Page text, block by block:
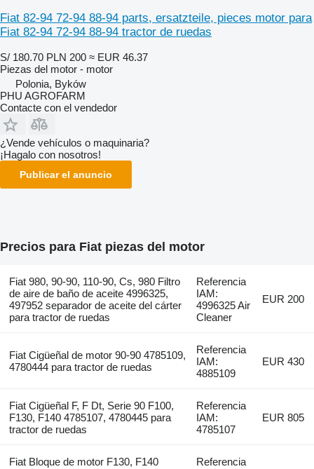
Fiat 82-94 72-94 88-94 parts, ersatzteile, pieces motor para
Fiat 82-94 72-94 88-94 tractor de ruedas
S/ 180.70 PLN 200 ≈ EUR 46.37
Piezas del motor - motor
Polonia, Byków
PHU AGROFARM
Contacte con el vendedor
¿Vende vehículos o maquinaria?
¡Hagalo con nosotros!
Publicar el anuncio
Precios para Fiat piezas del motor
Fiat 980, 90-90, 110-90, Cs, 980 Filtro
de aire de baño de aceite 4996325,
497952 separador de aceite del cárter
para tractor de ruedas
Referencia
IAM:
4996325 Air
Cleaner
EUR 200
Fiat Cigüeñal de motor 90-90 4785109,
4780444 para tractor de ruedas
Referencia
IAM:
4885109
EUR 430
Fiat Cigüeñal F, F Dt, Serie 90 F100,
F130, F140 4785107, 4780445 para
tractor de ruedas
Referencia
IAM:
4785107
EUR 805
Fiat Bloque de motor F130, F140
Referencia